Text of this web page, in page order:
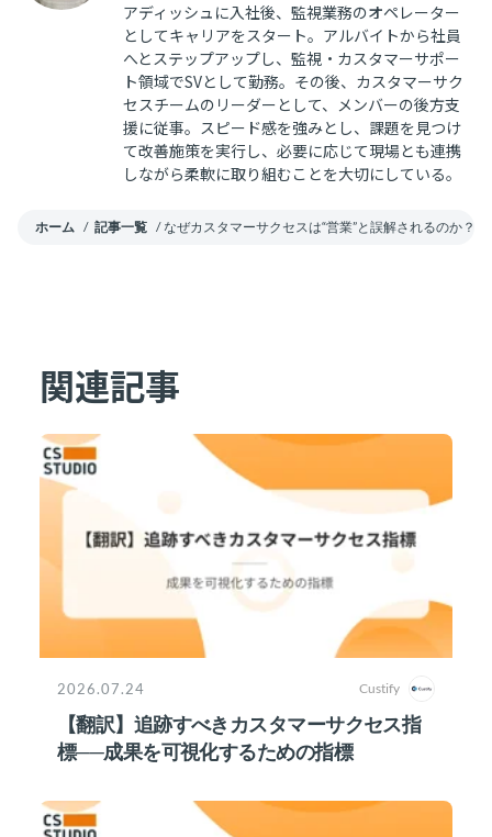
アディッシュに入社後、監視業務のオペレーター
としてキャリアをスタート。アルバイトから社員
へとステップアップし、監視・カスタマーサポー
ト領域でSVとして勤務。その後、カスタマーサク
セスチームのリーダーとして、メンバーの後方支
援に従事。スピード感を強みとし、課題を見つけ
て改善施策を実行し、必要に応じて現場とも連携
しながら柔軟に取り組むことを大切にしている。
ホーム / 記事一覧 /なぜカスタマーサクセスは“営業”と誤解されるのか
関連記事
2026.07.24 Custify
【翻訳】追跡すべきカスタマーサクセス指
標──成果を可視化するための指標